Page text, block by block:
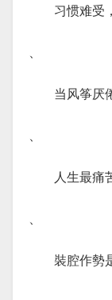
习惯难受
、
当风筝厌
、
人生最痛
、
裝腔作勢